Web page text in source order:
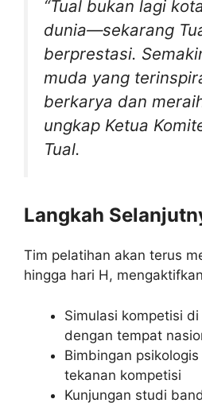
“Tual bukan lagi
dunia—sekarang
berprestasi.
muda yang
berkarya dan
ungkap Ketua
Tual.
Langkah
Tim pelatihan akan terus
hingga hari H,
Simulasi kompetisi
dengan tempat
Bimbingan
tekanan kompetisi
Kunjungan studi